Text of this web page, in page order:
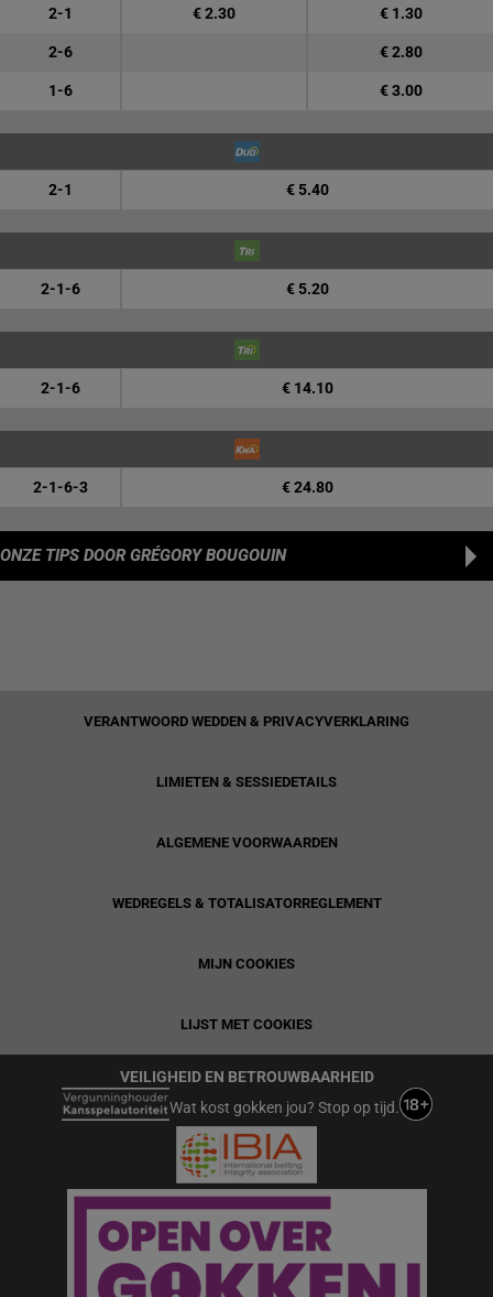
2-1 € 2.30 € 1.30
2-6 € 2.80
1-6 € 3.00
2-1 € 5.40
2-1-6 € 5.20
2-1-6 € 14.10
2-1-6-3 € 24.80
ONZE TIPS DOOR GRÉGORY BOUGOUIN
VERANTWOORD WEDDEN & PRIVACYVERKLARING
LIMIETEN & SESSIEDETAILS
ALGEMENE VOORWAARDEN
WEDREGELS & TOTALISATORREGLEMENT
MIJN COOKIES
LIJST MET COOKIES
VEILIGHEID EN BETROUWBAARHEID
Wat kost gokken jou? Stop op tijd.